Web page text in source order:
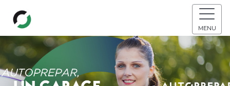
MENU